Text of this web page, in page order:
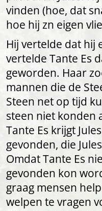
vinden (hoe, dat
hoe hij zn eigen
Hij vertelde dat hij
vertelde Tante Es
geworden. Haar
mannen die de
Steen net op tijd
steen niet konden
Tante Es krijgt
gevonden, die
Omdat Tante Es
gevonden kon
graag mensen
welpen te vragen